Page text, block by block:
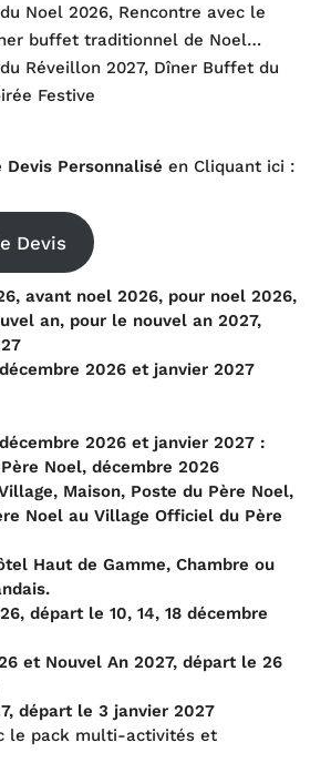
Noel 2026, Rencontre avec le
buffet traditionnel de Noel…
Réveillon 2027, Dîner Buffet du
Festive
Devis Personnalisé en Cliquant ici :
Devis
avant noel 2026, pour noel 2026,
an, pour le nouvel an 2027,
2026 et janvier 2027
2026 et janvier 2027 :
Noel, décembre 2026
Maison, Poste du Père Noel,
Noel au Village Officiel du Père
Haut de Gamme, Chambre ou
départ le 10, 14, 18 décembre
et Nouvel An 2027, départ le 26
départ le 3 janvier 2027
le pack multi-activités et